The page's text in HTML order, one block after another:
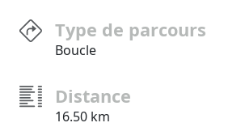
Type de parcours
Boucle
Distance
16.50 km